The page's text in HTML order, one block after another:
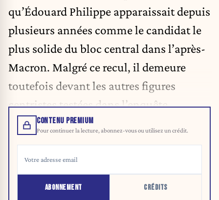
qu’Édouard Philippe apparaissait depuis
plusieurs années comme le candidat le
plus solide du bloc central dans l’après-
Macron. Malgré ce recul, il demeure
toutefois devant les autres figures
centristestestées dans l’enquête.
CONTENU PREMIUM
Pour continuer la lecture, abonnez-vous ou utilisez un crédit.
ABONNEMENT CRÉDITS